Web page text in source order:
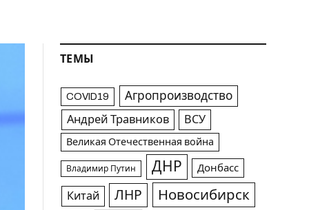
ТЕМЫ
COVID19 Агропроизводство
Андрей Травников ВСУ
Великая Отечественная война
Владимир Путин ДНР Донбасс
Китай ЛНР Новосибирск